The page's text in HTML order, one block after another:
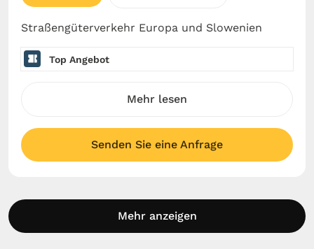
Straßengüterverkehr Europa und Slowenien
Top Angebot
Mehr lesen
Senden Sie eine Anfrage
Mehr anzeigen